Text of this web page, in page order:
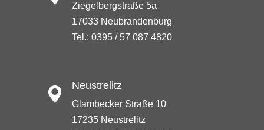
Ziegelbergstraße 5a
17033 Neubrandenburg
Tel.: 0395 / 57 087 4820
Neustrelitz
Glambecker Straße 10
17235 Neustrelitz